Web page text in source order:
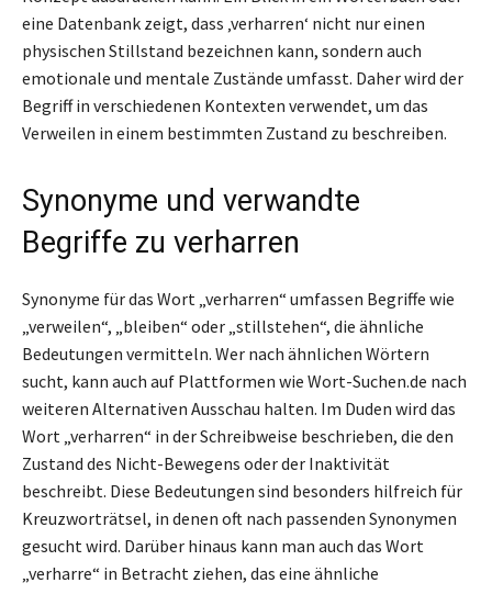
eine Datenbank zeigt, dass ‚verharren‘ nicht nur einen
physischen Stillstand bezeichnen kann, sondern auch
emotionale und mentale Zustände umfasst. Daher wird der
Begriff in verschiedenen Kontexten verwendet, um das
Verweilen in einem bestimmten Zustand zu beschreiben.
Synonyme und verwandte
Begriffe zu verharren
Synonyme für das Wort „verharren“ umfassen Begriffe wie
„verweilen“, „bleiben“ oder „stillstehen“, die ähnliche
Bedeutungen vermitteln. Wer nach ähnlichen Wörtern
sucht, kann auch auf Plattformen wie Wort-Suchen.de nach
weiteren Alternativen Ausschau halten. Im Duden wird das
Wort „verharren“ in der Schreibweise beschrieben, die den
Zustand des Nicht-Bewegens oder der Inaktivität
beschreibt. Diese Bedeutungen sind besonders hilfreich für
Kreuzworträtsel, in denen oft nach passenden Synonymen
gesucht wird. Darüber hinaus kann man auch das Wort
„verharre“ in Betracht ziehen, das eine ähnliche